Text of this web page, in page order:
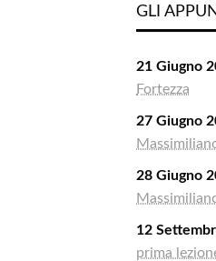
2026
GLI
21 Giugno
Fortezza
27 Giugno
28 Giugno
12
prima